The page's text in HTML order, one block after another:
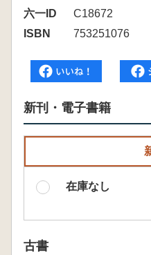
六一ID
C18672
ISBN
753251076
新刊・電子書籍
在庫なし
古書